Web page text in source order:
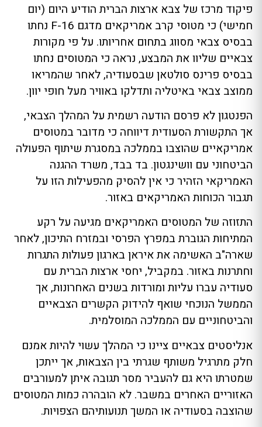
פיקוד מרכז של צבא ארצות הברית הודיע היום (יום
חמישי) כי מטוסי קרב אמריקאים מדגם F-16 נחתו
בבסיס צבאי מסווג בתחום אחריותו. על פי מקורות
צבאיים שליוו את המבצע, נראה כי המטוסים נחתו
בבסיס פרינס סולטאן שבסעודיה, לאחר שהמריאו
ממוצב צבאי באיטליה ותדלקו באוויר מעל חופי יוון.
הפנטגון לא פרסם הודעה רשמית על המהלך הצבאי,
אך התקשורת הסעודית דיווחה כי מדובר במטוסים
אמריקאיים שהוצבו בממלכה במסגרת שיתוף הפעולה
הביטחוני עם וושינגטון. בד בבד, משרד ההגנה
האמריקאי הזהיר כי אין להסיק מהפעילות הזו על
תגבור הכוחות האמריקאים באזור.
התזוזה של המטוסים האמריקאים מגיעה על רקע
המתיחות הגוברת במפרץ הפרסי ובמזרח התיכון, לאחר
שארה"ב האשימה את איראן בארגון פעולות התגרות
וחתרנות באזור. במקביל, יחסי ארצות הברית עם
סעודיה עברו עליות ומורדות בשנים האחרונות, אך
הממשל הנוכחי שואף להידוק הקשרים הצבאיים
והביטחוניים עם הממלכה המוסלמית.
אנליסטים צבאיים ציינו כי המהלך עשוי להיות אמנם
חלק מתרגיל משותף שגרתי בין הצבאות, אך ייתכן
שמטרתו היא גם להעביר מסר תגובה איתן למעורבים
האזוריים האחרים במשבר. לא הובהרה כמות המטוסים
שהוצבה בסעודיה או המשך תנועותיהם הצפויות.